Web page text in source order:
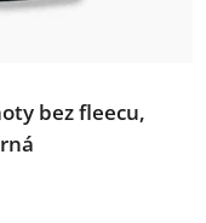
bez fleecu,